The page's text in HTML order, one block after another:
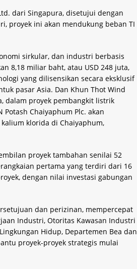
dari Singapura, disetujui dengan
proyek ini akan mendukung beban TI
sirkular, dan industri berbasis
8,18 miliar baht, atau USD 248 juta,
yang dilisensikan secara eksklusif
pasar Asia. Dan Khun Thot Wind
dalam proyek pembangkit listrik
Potash Chaiyaphum Plc. akan
klorida di Chaiyaphum,
proyek tambahan senilai 52
pertama yang terdiri dari 16
dengan nilai investasi gabungan
dan perizinan, mempercepat
Industri, Otoritas Kawasan Industri
Hidup, Departemen Bea dan
proyek-proyek strategis mulai